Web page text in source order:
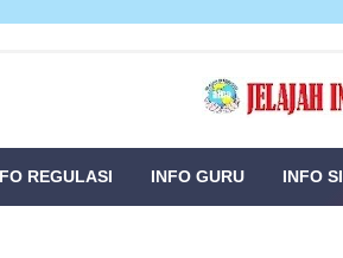
REGULASI INFO GURU INFO